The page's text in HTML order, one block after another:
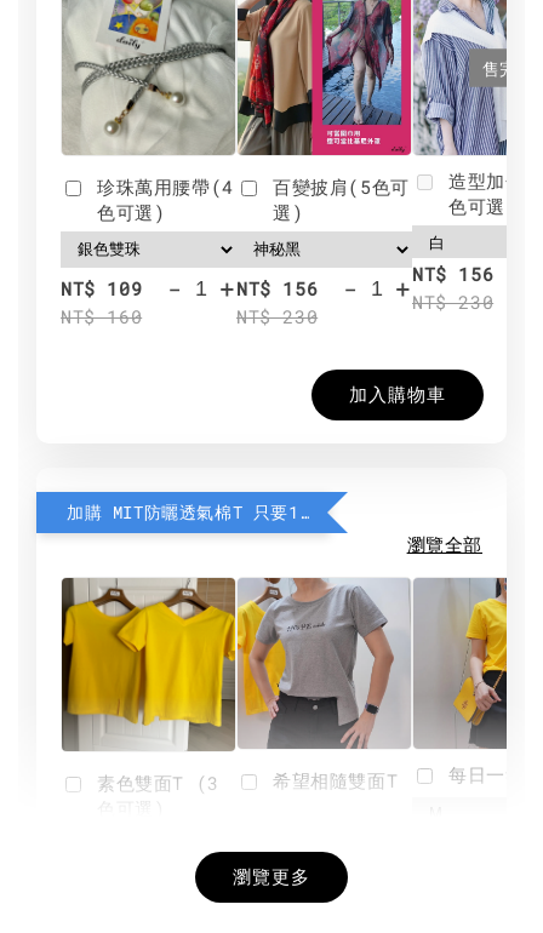
珍珠萬用腰帶(4
色可選)
NT$ 109
NT$ 160
- +
百變披肩(5色可
選)
NT$ 156
NT$ 230
- +
售完
造型加分
色可選)
NT$ 156
NT$ 230
加入購物車
加購 MIT防曬透氣棉T 只要190元
瀏覽全部
素色雙面T (3
+
希望相隨雙面T
NT$ 190
-
每日一笑
瀏覽更多